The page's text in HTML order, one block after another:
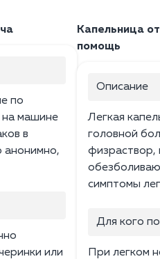
по
на машине
в
анонимно,
или
Капельница
помощь
Описание
Легкая
головной
физраствор,
симптомы
Для кого
При легком